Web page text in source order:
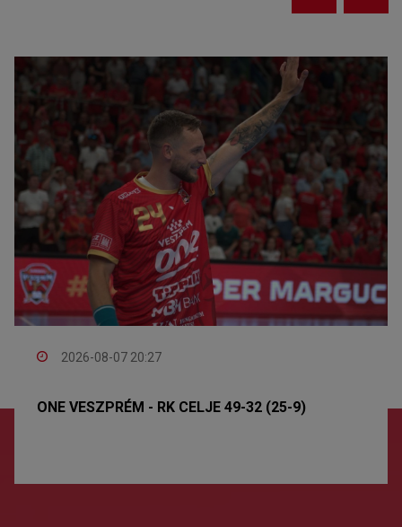
2026-08-07 20:27
ONE VESZPRÉM - RK CELJE 49-32 (25-9)